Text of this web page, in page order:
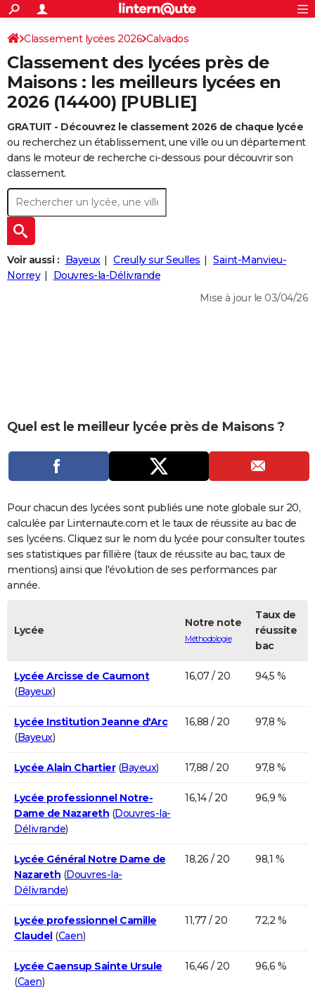
ACTUALITÉS
Politique
Société
Faits Divers
Education
Monde
Villes
+
SPORT
Coupe du monde 2026
Football
Tennis
Cyclisme
Rugby
Forum
CULTURE
Programme TV
TNT
Streaming
Cinéma
Sorties cinéma
Musique
+
FINANCE
Retraite
Impôts
Epargne
Immobilier
Risques naturels par ville
Banque
Assurance
Crédit
AUTO
Essais
Réserver un essai
Citadines
Berlines
SUV
Forum auto
+
HIGH-TECH
BRICOLAGE
Forum
Aménagement intérieur
Extérieur
Cuisine
Salle de bains
Jardinage
Rangement
+WEEK-END
Guides de France
Escapades
Patrimoine
Expositions
Musées
Week-end nature
+
LIFESTYLE
Art de vivre
Bien-être
Loisirs
Mode
Modes de vie
+SANTE
Dictionnaire
Biographies
Expressions
Proverbes
PROGRAMME TV
COPAINS D'AVANT
S'inscrire
Se connecter
Lycées
Collèges
Primaires
Universités
Entreprises
Service militaire
Avis de recherche
AVIS DE DÉCÈS
FORUM
Bricolage
Lifestyle
Culture
Sport
Auto
Television
Voyage
Cinema
S'inscrire
Connexion
Classement lycées 2026 Calvados
Classement des lycées près de
Maisons : les meilleurs lycées en
2026 (14400) [PUBLIE]
GRATUIT - Découvrez le classement 2026 de chaque lycée
ou recherchez un établissement, une ville ou un département
dans le moteur de recherche ci-dessous pour découvrir son
classement.
Voir aussi : Bayeux Creully sur Seulles
Saint-Manvieu-
Norrey
Douvres-la-Délivrande
Mise à jour le 03/04/26
Quel est le meilleur lycée près de Maisons ?
Pour chacun des lycées sont publiés une note globale sur 20,
calculée par Linternaute.com et le taux de réussite au bac de
ses lycéens. Cliquez sur le nom du lycée pour consulter toutes
ses statistiques par fillière (taux de réussite au bac, taux de
mentions) ainsi que l'évolution de ses performances par
année.
Lycée
Notre note
Méthodologie
Taux de
réussite
bac
Lycée Arcisse de Caumont
(Bayeux)
16,07 / 20 94,5 %
Lycée Institution Jeanne d'Arc
(Bayeux)
16,88 / 20 97,8 %
Lycée Alain Chartier(Bayeux) 17,88 / 20 97,8 %
Lycée professionnel Notre-
Dame de Nazareth (Douvres-la-
Délivrande)
16,14 / 20 96,9 %
Lycée Général Notre Dame de
Nazareth (Douvres-la-
Délivrande)
18,26 / 20 98,1 %
Lycée professionnel Camille
Claudel(Caen)
11,77 / 20 72,2 %
Lycée Caensup Sainte Ursule
(Caen)
16,46 / 20 96,6 %